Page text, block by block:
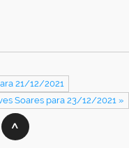
21/12/2021
Soares para 23/12/2021 »